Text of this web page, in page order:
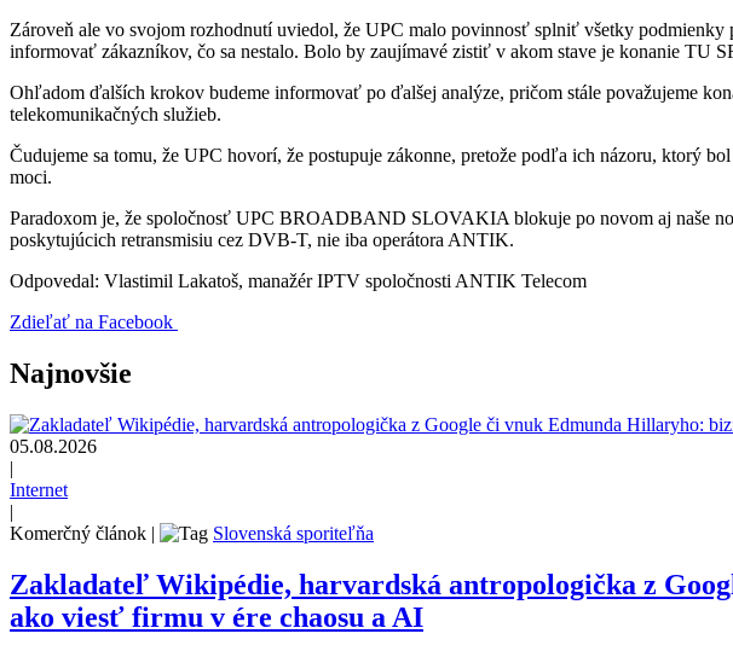
Zároveň ale vo svojom rozhodnutí uviedol, že UPC malo povinnosť splniť všetky
informovať zákazníkov, čo sa nestalo. Bolo by zaujímavé zistiť v akom stave je konanie TU
Ohľadom ďalších krokov budeme informovať po ďalšej analýze, pričom stále považujeme
telekomunikačných služieb.
Čudujeme sa tomu, že UPC hovorí, že postupuje zákonne, pretože podľa ich názoru, ktorý
moci.
Paradoxom je, že spoločnosť UPC BROADBAND SLOVAKIA blokuje po novom aj naše
poskytujúcich retransmisiu cez DVB-T, nie iba operátora ANTIK.
Odpovedal: Vlastimil Lakatoš, manažér IPTV spoločnosti ANTIK Telecom
Zdieľať na Facebook
Najnovšie
05.08.2026
|
Internet
|
Komerčný článok | Slovenská sporiteľňa
Zakladateľ Wikipédie, harvardská antropologička z
ako viesť firmu v ére chaosu a AI